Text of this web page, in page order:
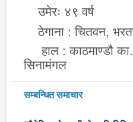
उमेरः ४९ वर्ष
ठेगाना :चितवन,
हाल :काठमाण्डौ
सिनामंगल
सम्बन्धित समाचार